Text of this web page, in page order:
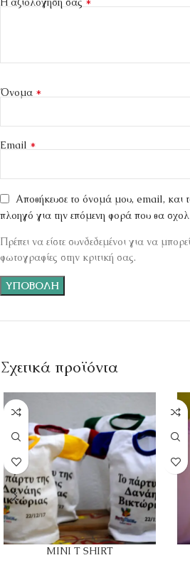
Όνομα *
Email *
Αποθήκευσε το όνομά μου, email, και
πλοηγό για την επόμενη φορά που θα
Πρέπει να είστε συνδεδεμένοι για να
φωτογραφίες στην κριτική σας.
Σχετικά προϊόντα
MINI T SHIRT